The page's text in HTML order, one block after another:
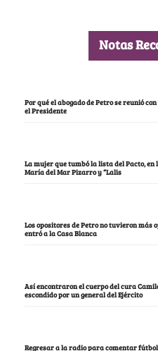
Notas
Por qué el abogado de Petro se reunió
el Presidente
La mujer que tumbó la lista del Pacto,
María del Mar Pizarro y “Lalis
Los opositores de Petro no tuvieron
entró a la Casa Blanca
Así encontraron el cuerpo del cura
escondido por un general del Ejército
Regresar a la radio para comentar